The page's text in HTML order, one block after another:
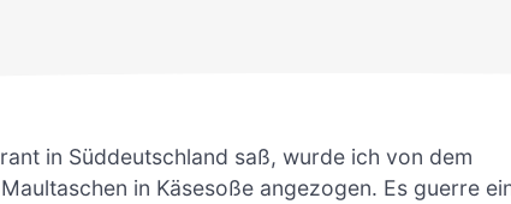
in Süddeutschland saß, wurde ich von dem
in Käsesoße angezogen. Es guerre